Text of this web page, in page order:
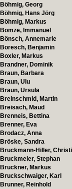
Böhmig, Georg
Böhmig, Hans Jörg
Böhmig, Markus
Bomze, Immanuel
Bönsch, Annemarie
Boresch, Benjamin
Boxler, Markus
Brandner, Dominik
Braun, Barbara
Braun, Ulu
Braun, Ursula
Breinschmid, Martin
Breisach, Maud
Brenneis, Bettina
Brenner, Eva
Brodacz, Anna
Bröske, Sandra
Bruckmann-Hiller,
Bruckmeier, Stephan
Bruckner, Markus
Bruckschwaiger, Karl
Brunner, Reinhold